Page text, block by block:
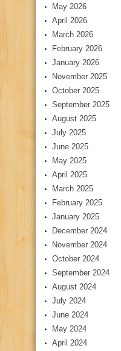
May 2026
April 2026
March 2026
February 2026
January 2026
November 2025
October 2025
September 2025
August 2025
July 2025
June 2025
May 2025
April 2025
March 2025
February 2025
January 2025
December 2024
November 2024
October 2024
September 2024
August 2024
July 2024
June 2024
May 2024
April 2024